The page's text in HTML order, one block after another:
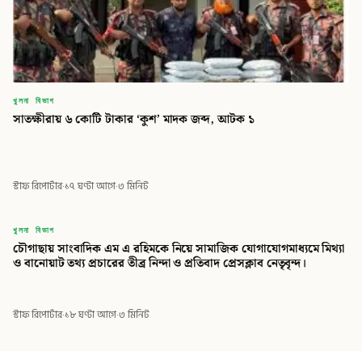
খুলনা বিভাগ
সাতক্ষীরায় ৬ কোটি টাকার ‘কুশ’ মাদক জব্দ, আটক ১
স্টাফ রিপোর্টার·১৭ ঘণ্টা আগে·৩ মিনিট
বিডি
বিডি গ্লোবাল টাইমস
খুলনা বিভাগ
চৌগাছায় সাংবাদিক এম এ রহিমকে নিয়ে সামাজিক যোগাযোগমাধ্যমে মিথ্যা
ও বানোয়াট তথ্য প্রচারের তীব্র নিন্দা ও প্রতিবাদ প্রেসক্লাব নেতৃবৃন্দ।
স্টাফ রিপোর্টার·১৮ ঘণ্টা আগে·৩ মিনিট